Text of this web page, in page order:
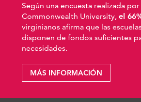
Según una encuesta realizada
Commonwealth University, el
virginianos afirma que las
disponen de fondos suficientes
necesidades.
MÁS INFORMACIÓN